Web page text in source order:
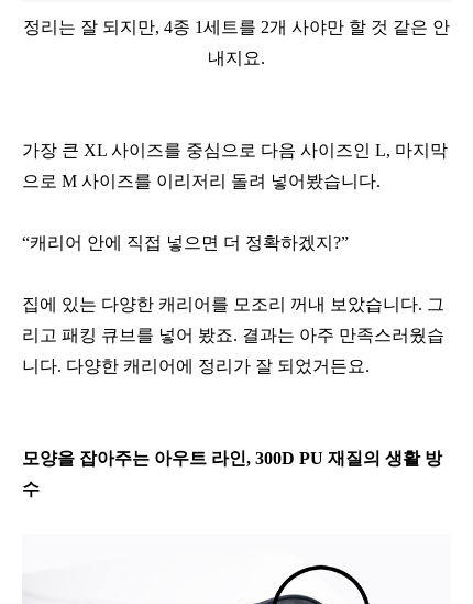
정리는 잘 되지만, 4종 1세트를 2개 사야만 할 것 같은 안
내지요.
가장 큰 XL 사이즈를 중심으로 다음 사이즈인 L, 마지막
으로 M 사이즈를 이리저리 돌려 넣어봤습니다.
“캐리어 안에 직접 넣으면 더 정확하겠지?”
집에 있는 다양한 캐리어를 모조리 꺼내 보았습니다. 그
리고 패킹 큐브를 넣어 봤죠. 결과는 아주 만족스러웠습
니다. 다양한 캐리어에 정리가 잘 되었거든요.
모양을 잡아주는 아우트 라인, 300D PU 재질의 생활 방
수